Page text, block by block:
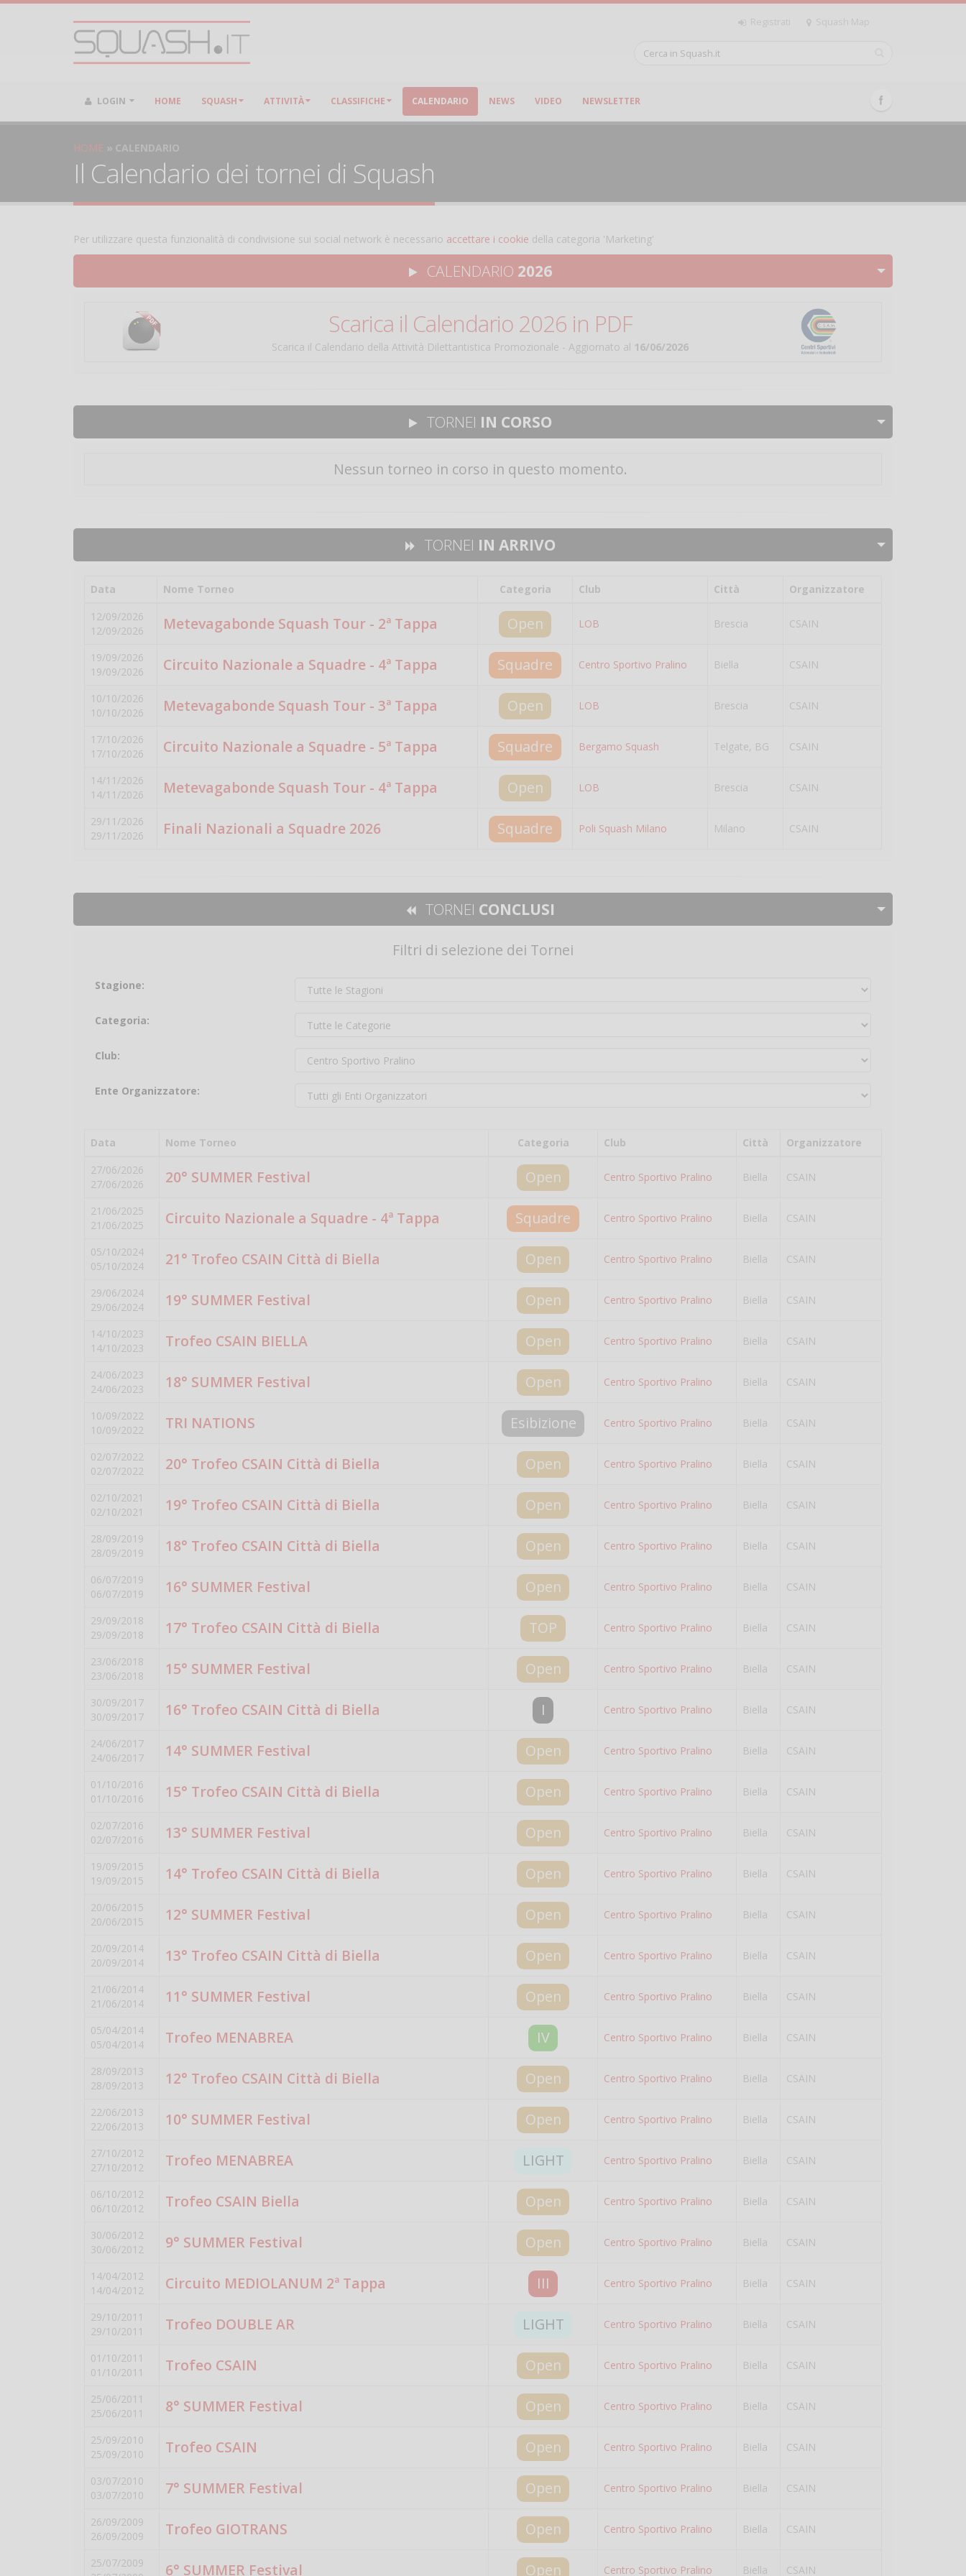
Registrati Squash Map
LOGIN HOME SQUASH ATTIVITÀ CLASSIFICHE CALENDARIO NEWS VIDEO NEWSLETTER
HOME CALENDARIO
Il Calendario dei tornei di Squash
Per utilizzare questa funzionalità di condivisione sui social network è necessario accettare i cookie della categoria 'Marketing'
CALENDARIO 2026
Scarica il Calendario 2026 in PDF
Scarica il Calendario della Attività Dilettantistica Promozionale - Aggiornato al 16/06/2026
TORNEI IN CORSO
Nessun torneo in corso in questo momento.
TORNEI IN ARRIVO
Data Nome Torneo Categoria Club Città
Organizzatore
12/09/2026
12/09/2026
Metevagabonde Squash Tour - 2ª Tappa Open LOB Brescia CSAIN
19/09/2026
19/09/2026
Circuito Nazionale a Squadre - 4ª Tappa Squadre Centro Sportivo Pralino Biella CSAIN
10/10/2026
10/10/2026
Metevagabonde Squash Tour - 3ª Tappa Open LOB Brescia CSAIN
17/10/2026
17/10/2026
Circuito Nazionale a Squadre - 5ª Tappa Squadre Bergamo Squash Telgate, BG CSAIN
14/11/2026
14/11/2026
Metevagabonde Squash Tour - 4ª Tappa Open LOB Brescia CSAIN
29/11/2026
29/11/2026
Finali Nazionali a Squadre 2026 Squadre Poli Squash Milano Milano CSAIN
TORNEI CONCLUSI
Filtri di selezione dei Tornei
Stagione:
Categoria:
Club:
Ente Organizzatore:
Data Nome Torneo Categoria Club Città
Organizzatore
27/06/2026
27/06/2026
20° SUMMER Festival Open Centro Sportivo Pralino Biella CSAIN
21/06/2025
21/06/2025
Circuito Nazionale a Squadre - 4ª Tappa Squadre Centro Sportivo Pralino Biella CSAIN
05/10/2024
05/10/2024
21° Trofeo CSAIN Città di Biella Open Centro Sportivo Pralino Biella CSAIN
29/06/2024
29/06/2024
19° SUMMER Festival Open Centro Sportivo Pralino Biella CSAIN
14/10/2023
14/10/2023
Trofeo CSAIN BIELLA Open Centro Sportivo Pralino Biella CSAIN
24/06/2023
24/06/2023
18° SUMMER Festival Open Centro Sportivo Pralino Biella CSAIN
10/09/2022
10/09/2022
TRI NATIONS Esibizione Centro Sportivo Pralino Biella CSAIN
02/07/2022
02/07/2022
20° Trofeo CSAIN Città di Biella Open Centro Sportivo Pralino Biella CSAIN
02/10/2021
02/10/2021
19° Trofeo CSAIN Città di Biella Open Centro Sportivo Pralino Biella CSAIN
28/09/2019
28/09/2019
18° Trofeo CSAIN Città di Biella Open Centro Sportivo Pralino Biella CSAIN
06/07/2019
06/07/2019
16° SUMMER Festival Open Centro Sportivo Pralino Biella CSAIN
29/09/2018
29/09/2018
17° Trofeo CSAIN Città di Biella TOP Centro Sportivo Pralino Biella CSAIN
23/06/2018
23/06/2018
15° SUMMER Festival Open Centro Sportivo Pralino Biella CSAIN
30/09/2017
30/09/2017
16° Trofeo CSAIN Città di Biella I Centro Sportivo Pralino Biella CSAIN
24/06/2017
24/06/2017
14° SUMMER Festival Open Centro Sportivo Pralino Biella CSAIN
01/10/2016
01/10/2016
15° Trofeo CSAIN Città di Biella Open Centro Sportivo Pralino Biella CSAIN
02/07/2016
02/07/2016
13° SUMMER Festival Open Centro Sportivo Pralino Biella CSAIN
19/09/2015
19/09/2015
14° Trofeo CSAIN Città di Biella Open Centro Sportivo Pralino Biella CSAIN
20/06/2015
20/06/2015
12° SUMMER Festival Open Centro Sportivo Pralino Biella CSAIN
20/09/2014
20/09/2014
13° Trofeo CSAIN Città di Biella Open Centro Sportivo Pralino Biella CSAIN
21/06/2014
21/06/2014
11° SUMMER Festival Open Centro Sportivo Pralino Biella CSAIN
05/04/2014
05/04/2014
Trofeo MENABREA IV Centro Sportivo Pralino Biella CSAIN
28/09/2013
28/09/2013
12° Trofeo CSAIN Città di Biella Open Centro Sportivo Pralino Biella CSAIN
22/06/2013
22/06/2013
10° SUMMER Festival Open Centro Sportivo Pralino Biella CSAIN
27/10/2012
27/10/2012
Trofeo MENABREA LIGHT Centro Sportivo Pralino Biella CSAIN
06/10/2012
06/10/2012
Trofeo CSAIN Biella Open Centro Sportivo Pralino Biella CSAIN
30/06/2012
30/06/2012
9° SUMMER Festival Open Centro Sportivo Pralino Biella CSAIN
14/04/2012
14/04/2012
Circuito MEDIOLANUM 2ª Tappa III Centro Sportivo Pralino Biella CSAIN
29/10/2011
29/10/2011
Trofeo DOUBLE AR LIGHT Centro Sportivo Pralino Biella CSAIN
01/10/2011
01/10/2011
Trofeo CSAIN Open Centro Sportivo Pralino Biella CSAIN
25/06/2011
25/06/2011
8° SUMMER Festival Open Centro Sportivo Pralino Biella CSAIN
25/09/2010
25/09/2010
Trofeo CSAIN Open Centro Sportivo Pralino Biella CSAIN
03/07/2010
03/07/2010
7° SUMMER Festival Open Centro Sportivo Pralino Biella CSAIN
26/09/2009
26/09/2009
Trofeo GIOTRANS Open Centro Sportivo Pralino Biella CSAIN
25/07/2009
6° SUMMER Festival Open Centro Sportivo Pralino Biella CSAIN